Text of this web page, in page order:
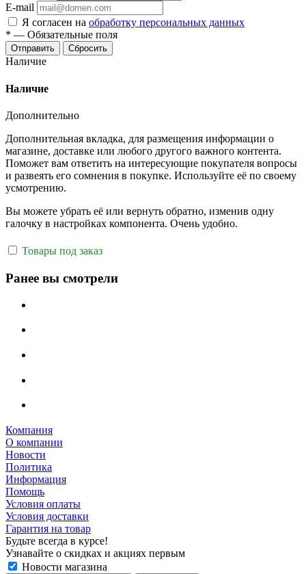
E-mail
Я согласен на обработку персональных данных
* — Обязательные поля
Отправить Сбросить
Наличие
Наличие
Дополнительно
Дополнительная вкладка, для размещения информации о
магазине, доставке или любого другого важного контента.
Поможет вам ответить на интересующие покупателя вопросы
и развеять его сомнения в покупке. Используйте её по своему
усмотрению.
Вы можете убрать её или вернуть обратно, изменив одну
галочку в настройках компонента. Очень удобно.
Товары под заказ
Ранее вы смотрели
Компания
О компании
Новости
Политика
Информация
Помощь
Условия оплаты
Условия доставки
Гарантия на товар
Будьте всегда в курсе!
Узнавайте о скидках и акциях первым
Новости магазина